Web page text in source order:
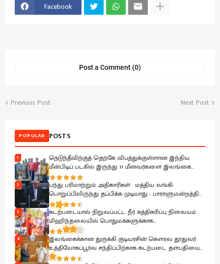
Facebook
Post a Comment (0)
Previous Post Next Post
POPULAR POSTS
1
நெடுந்தீவிற்குத் தெற்கே விபத்துக்குள்ளான இந்திய
மீன்பிடிப் படகில் இருந்து 11 மீனவர்களை இலங்கை
கடற்படை பாதுகாப்பாக மீட்டது
2
பந்து பரிமாற்றும் அதிகாரிகள் : மத்திய வங்கி
பொறுப்பிலிருந்து தப்பிக்க முடியாது - பாராளுமன்றத்தில்
ரவூப் ஹக்கீம் ஆவேசம்
3
கடற்படையால் நிறுவப்பட்ட நீர் சுத்திகரிப்பு நிலையம்
மிஹிந்தலையில் பொதுமக்களுக்காக
கையளிக்கப்பட்டது
4
இலங்கைக்கான துருக்கி குடியரசின் கௌரவ தூதுவர்
உத்தியோகப்பூர்வ சந்திப்பிற்காக கடற்படை தளபதியை
சந்தித்தார்